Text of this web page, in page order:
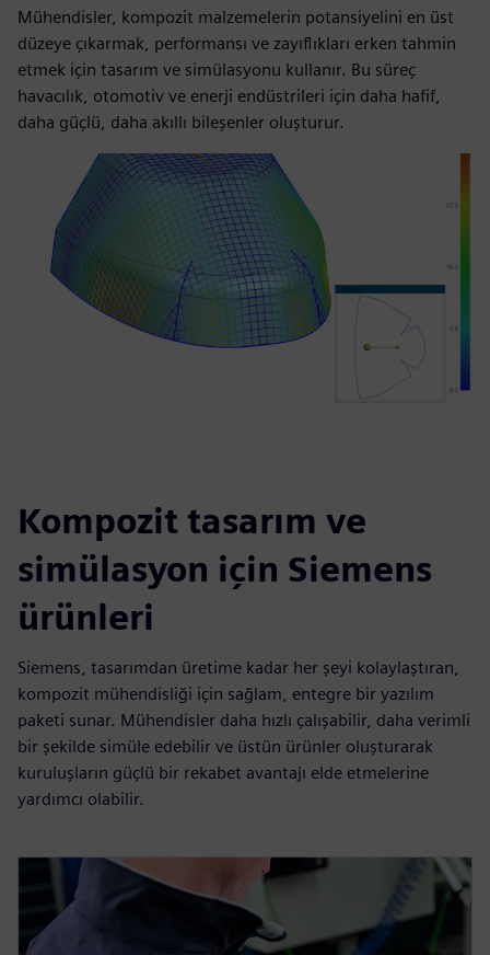
Mühendisler, kompozit malzemelerin potansiyelini en üst
düzeye çıkarmak, performansı ve zayıflıkları erken tahmin
etmek için tasarım ve simülasyonu kullanır. Bu süreç
havacılık, otomotiv ve enerji endüstrileri için daha hafif,
daha güçlü, daha akıllı bileşenler oluşturur.
Kompozit tasarım ve
simülasyon için Siemens
ürünleri
Siemens, tasarımdan üretime kadar her şeyi kolaylaştıran,
kompozit mühendisliği için sağlam, entegre bir yazılım
paketi sunar. Mühendisler daha hızlı çalışabilir, daha verimli
bir şekilde simüle edebilir ve üstün ürünler oluşturarak
kuruluşların güçlü bir rekabet avantajı elde etmelerine
yardımcı olabilir.